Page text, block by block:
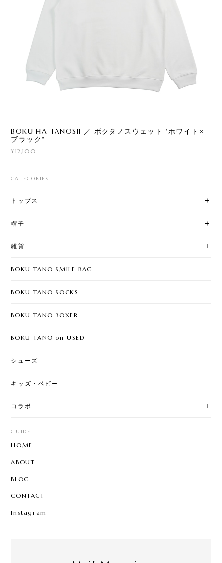
BOKU HA TANOSII ／ ボクタノスウェット "ホワイト×
ブラック"
¥12,100
CATEGORIES
トップス
帽子
雑貨
BOKU TANO SMILE BAG
BOKU TANO SOCKS
BOKU TANO BOXER
BOKU TANO on USED
シューズ
キッズ・ベビー
コラボ
GUIDE
HOME
ABOUT
BLOG
CONTACT
Instagram